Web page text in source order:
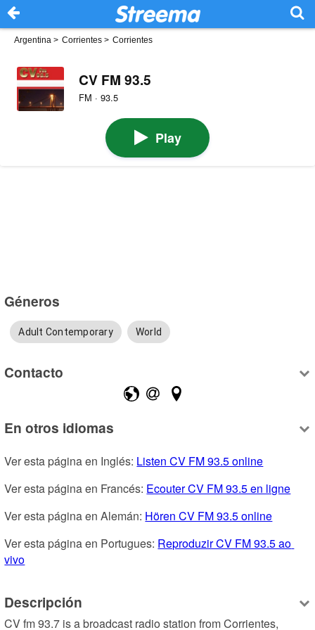
Argentina > Corrientes > Corrientes
CV FM 93.5
FM · 93.5
Play
Géneros
Adult Contemporary World
Contacto
En otros idiomas
Ver esta página en Inglés: Listen CV FM 93.5 online
Ver esta página en Francés: Ecouter CV FM 93.5 en ligne
Ver esta página en Alemán: Hören CV FM 93.5 online
Ver esta página en Portugues: Reproduzir CV FM 93.5 ao
vivo
Descripción
CV fm 93.7 is a broadcast radio station from Corrientes,